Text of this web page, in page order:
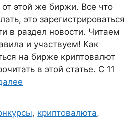
этой же биржи. Все что
это зарегистрироваться
в раздел новости. Читаем
и участвуем! Как
на бирже криптовалют
в этой статье. С 11
, криптовалюта,